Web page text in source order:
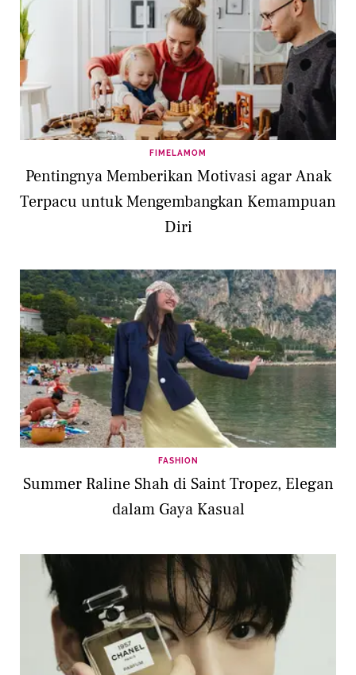
FIMELAMOM
Pentingnya Memberikan Motivasi agar Anak
Terpacu untuk Mengembangkan Kemampuan
Diri
FASHION
Summer Raline Shah di Saint Tropez, Elegan
dalam Gaya Kasual